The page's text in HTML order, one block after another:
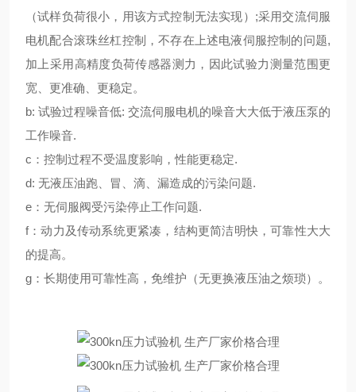
（试样负荷很小，用该方式控制无法实现）;采用交流伺服
电机配合滚珠丝杠控制，不存在上述电液伺服控制的问题,
加上采用高精度负荷传感器测力，因此试验力测量范围更
宽、更准确、更稳定。
b: 试验过程噪音低: 交流伺服电机的噪音大大低于液压泵的
工作噪音.
c：控制过程不受温度影响，性能更稳定.
d: 无液压油跑、冒、滴、漏造成的污染问题.
e：无伺服阀受污染停止工作问题.
f：动力及传动系统更紧凑，结构更简洁明快，可靠性大大
的提高。
g：长期使用可靠性高，免维护（无更换液压油之烦琐）。